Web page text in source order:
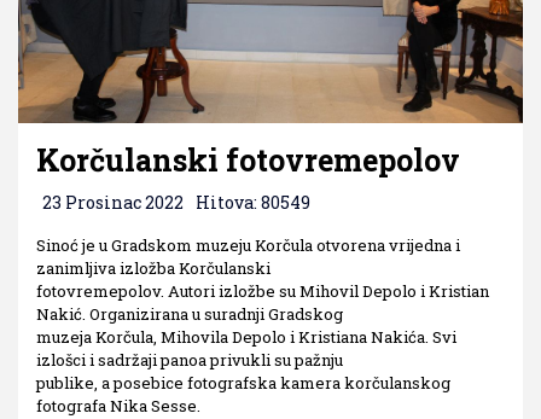
Korčulanski fotovremepolov
23 Prosinac 2022 Hitova: 80549
Sinoć je u Gradskom muzeju Korčula otvorena vrijedna i
zanimljiva izložba Korčulanski
fotovremepolov. Autori izložbe su Mihovil Depolo i Kristian
Nakić. Organizirana u suradnji Gradskog
muzeja Korčula, Mihovila Depolo i Kristiana Nakića. Svi
izlošci i sadržaji panoa privukli su pažnju
publike, a posebice fotografska kamera korčulanskog
fotografa Nika Sesse.